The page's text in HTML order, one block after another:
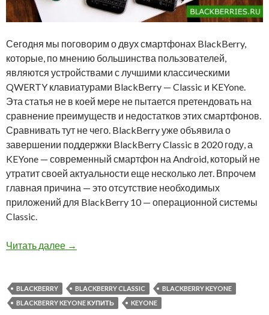
Сегодня мы поговорим о двух смартфонах BlackBerry,
которые, по мнению большинства пользователей,
являются устройствами с лучшими классическими
QWERTY клавиатурами BlackBerry — Classic и KEYone.
Эта статья не в коей мере не пытается претендовать на
сравнение преимуществ и недостатков этих смартфонов.
Сравнивать тут не чего. BlackBerry уже объявила о
завершении поддержки BlackBerry Classic в 2020 году, а
KEYone — современный смартфон на Android, который не
утратит своей актуальности еще несколько лет. Впрочем
главная причина — это отсутствие необходимых
приложений для BlackBerry 10 — операционной системы
Classic.
Читать далее KEYone и Classic — две модели BlackBerry с
→
BLACKBERRY BLACKBERRY CLASSIC
BLACKBERRY KEYONE
BLACKBERRY KEYONE КУПИТЬ
KEYONE